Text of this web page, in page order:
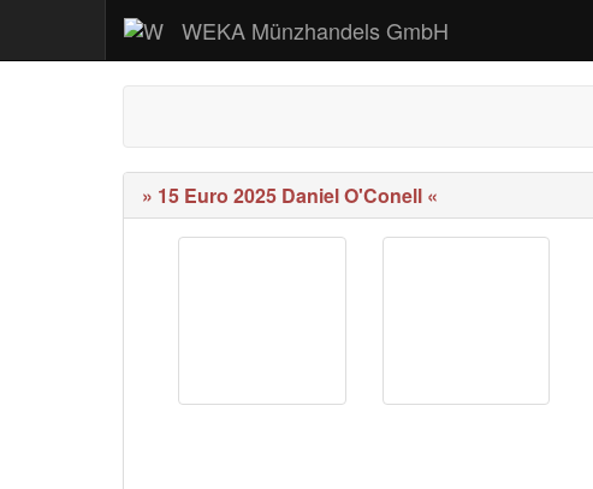
WEKA Münzhandels GmbH
» 15 Euro 2025 Daniel O'Conell «